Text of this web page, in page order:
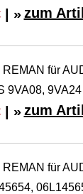
| » zum
für
9VA08, 9VA24
| » zum
für